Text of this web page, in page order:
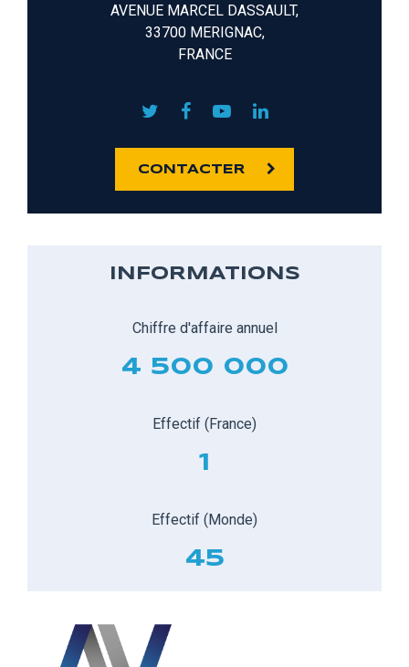
AVENUE MARCEL DASSAULT,
33700 MERIGNAC,
FRANCE
CONTACTER
INFORMATIONS
Chiffre d'affaire annuel
4 500 000
Effectif (France)
1
Effectif (Monde)
45